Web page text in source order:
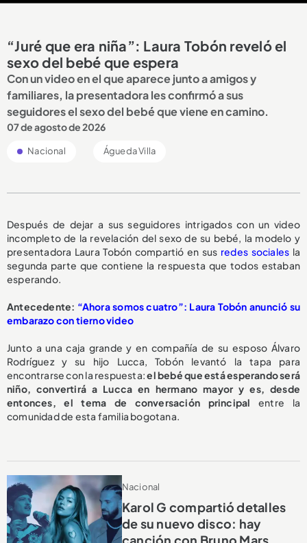
“Juré que era niña”: Laura Tobón reveló el
sexo del bebé que espera
Con un video en el que aparece junto a amigos y
familiares, la presentadora les confirmó a sus
seguidores el sexo del bebé que viene en camino.
07 de agosto de 2026
Nacional Águeda Villa
Después de dejar a sus seguidores intrigados con un video
incompleto de la revelación del sexo de su bebé, la modelo y
presentadora Laura Tobón compartió en sus redes sociales la
segunda parte que contiene la respuesta que todos estaban
esperando.
Antecedente: “Ahora somos cuatro”: Laura Tobón anunció su
embarazo con tierno video
Junto a una caja grande y en compañía de su esposo Álvaro
Rodríguez y su hijo Lucca, Tobón levantó la tapa para
encontrarse con la respuesta:el bebé que está esperando será
niño, convertirá a Lucca en hermano mayor y es, desde
entonces, el tema de conversación principal entre la
comunidad de esta familia bogotana.
Nacional
Karol G compartió detalles
de su nuevo disco: hay
canción con Bruno Mars